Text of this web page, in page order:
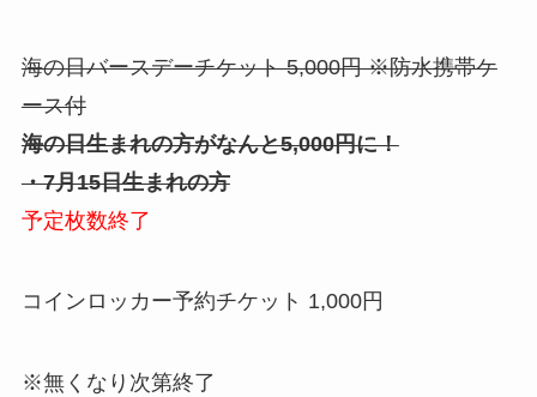
海の日バースデーチケット 5,000円 ※防水携帯ケ
ース付
海の日生まれの方がなんと5,000円に！
・7月15日生まれの方
予定枚数終了
コインロッカー予約チケット 1,000円
※無くなり次第終了